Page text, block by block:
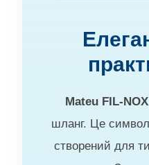
Mateu FIL-NOX
шланг. Це символ
створений для